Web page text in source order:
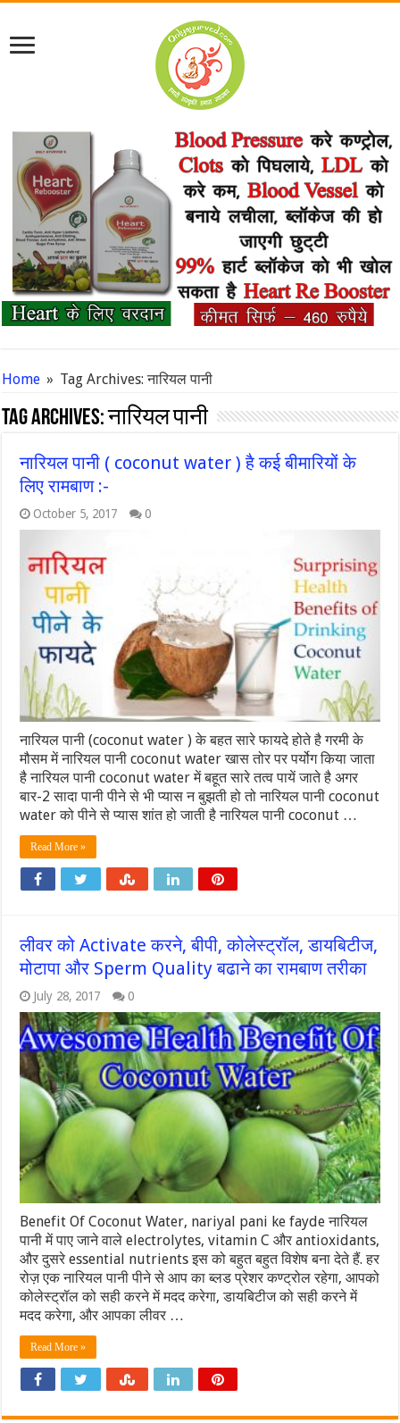
Home » Tag Archives: नारियल पानी
Tag Archives:नारियल पानी
नारियल पानी ( coconut water ) है कई बीमारियों के
लिए रामबाण :-
October 5, 2017 0
नारियल पानी (coconut water ) के बहत सारे फायदे होते है गरमी के
मौसम में नारियल पानी coconut water खास तोर पर पर्योग किया जाता
है नारियल पानी coconut water में बहूत सारे तत्व पायें जाते है अगर
बार-2 सादा पानी पीने से भी प्यास न बुझती हो तो नारियल पानी coconut
water को पीने से प्यास शांत हो जाती है नारियल पानी coconut …
Read More »
लीवर को Activate करने, बीपी, कोलेस्ट्रॉल, डायबिटीज,
मोटापा और Sperm Quality बढाने का रामबाण तरीका
July 28, 2017 0
Benefit Of Coconut Water, nariyal pani ke fayde नारियल
पानी में पाए जाने वाले electrolytes, vitamin C और antioxidants,
और दुसरे essential nutrients इस को बहुत बहुत विशेष बना देते हैं. हर
रोज़ एक नारियल पानी पीने से आप का ब्लड प्रेशर कण्ट्रोल रहेगा, आपको
कोलेस्ट्रॉल को सही करने में मदद करेगा, डायबिटीज को सही करने में
मदद करेगा, और आपका लीवर …
Read More »